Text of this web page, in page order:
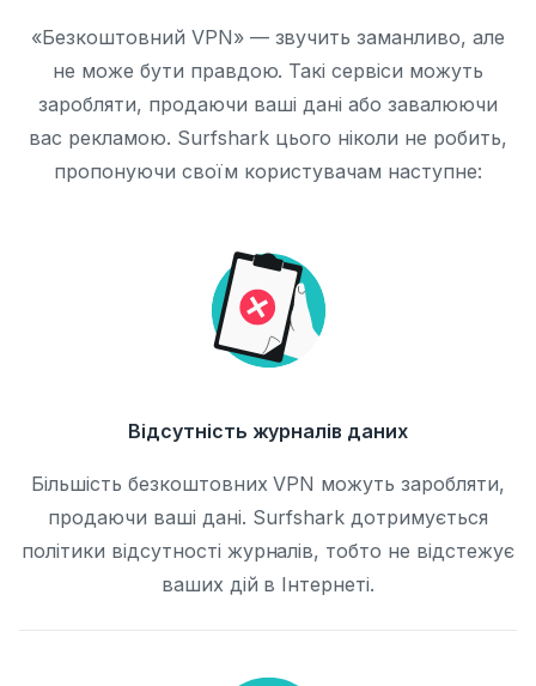
«Безкоштовний VPN» — звучить заманливо, але
не може бути правдою. Такі сервіси можуть
заробляти, продаючи ваші дані або завалюючи
вас рекламою. Surfshark цього ніколи не робить,
пропонуючи своїм користувачам наступне:
Відсутність журналів даних
Більшість безкоштовних VPN можуть заробляти,
продаючи ваші дані. Surfshark дотримується
політики відсутності журналів, тобто не відстежує
ваших дій в Інтернеті.